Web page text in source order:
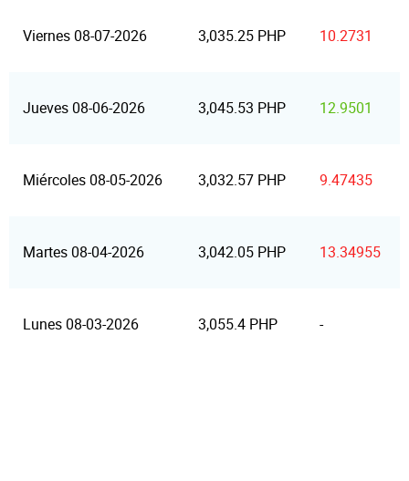
Viernes 08-07-2026 3,035.25 PHP 10.2731
Jueves 08-06-2026 3,045.53 PHP 12.9501
Miércoles 08-05-2026 3,032.57 PHP 9.47435
Martes 08-04-2026 3,042.05 PHP 13.34955
Lunes 08-03-2026 3,055.4 PHP -